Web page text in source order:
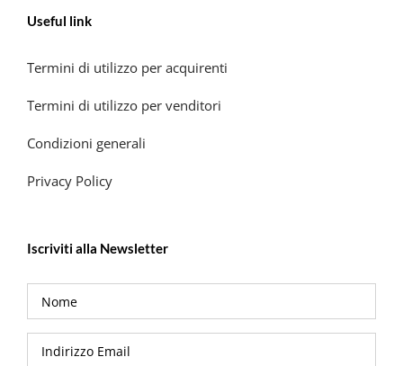
Useful link
Termini di utilizzo per acquirenti
Termini di utilizzo per venditori
Condizioni generali
Privacy Policy
Iscriviti alla Newsletter